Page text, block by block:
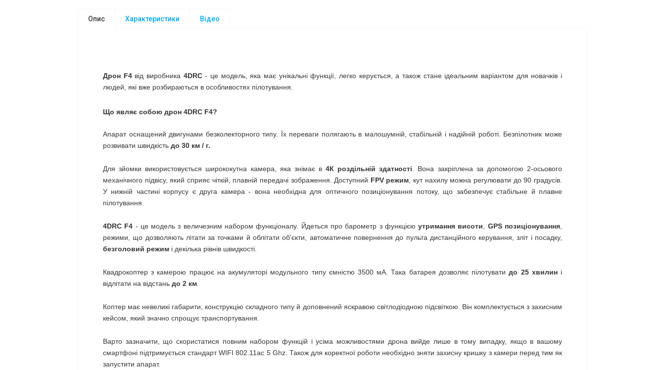
Опис Характеристики Відео
Дрон F4 від виробника 4DRC- це модель, яка має унікальні функції, легко керується, а також стане ідеальним варіантом для новачків і
людей, які вже розбираються в особливостях пілотування.
Що являє собою дрон 4DRC F4?
Апарат оснащений двигунами безколекторного типу. Їх переваги полягають в малошумній, стабільній і надійній роботі. Безпілотник може
розвивати швидкість до 30 км / г.
Для зйомки використовується ширококутна камера, яка знімає в4К роздільній здатності . Вона закріплена за допомогою 2-осьового
механічного підвісу, який сприяє чіткій, плавній передачі зображення. Доступний FPV режим , кут нахилу можна регулювати до 90 градусів.
У нижній частині корпусу є друга камера - вона необхідна для оптичного позиціонування потоку, що забезпечує стабільне й плавне
пілотування.
4DRC F4 - це модель з величезним набором функціоналу. Йдеться про барометр з функцієюутримання висоти GPS позиціонування
режими, що дозволяють літати за точками й облітати об'єкти, автоматичне повернення до пульта дистанційного керування, зліт і посадку,
безголовий режим і декілька рівнів швидкості.
Квадрокоптер з камерою працює на акумуляторі модульного типу ємністю 3500 мА. Така батарея дозволяє пілотуватидо 25 хвилині
відлітати на відстань до 2 км
Коптер має невеликі габарити, конструкцію складного типу й доповнений яскравою світлодіодною підсвіткою. Він комплектується з захисним
кейсом, який значно спрощує транспортування.
Варто зазначити, що скористатися повним набором функцій і усіма можливостями дрона вийде лише в тому випадку, якщо в вашому
смартфоні підтримується стандарт WIFI 802.11ac 5 Ghz. Також для коректної роботи необхідно зняти захисну кришку з камери перед тим як
запустити апарат.